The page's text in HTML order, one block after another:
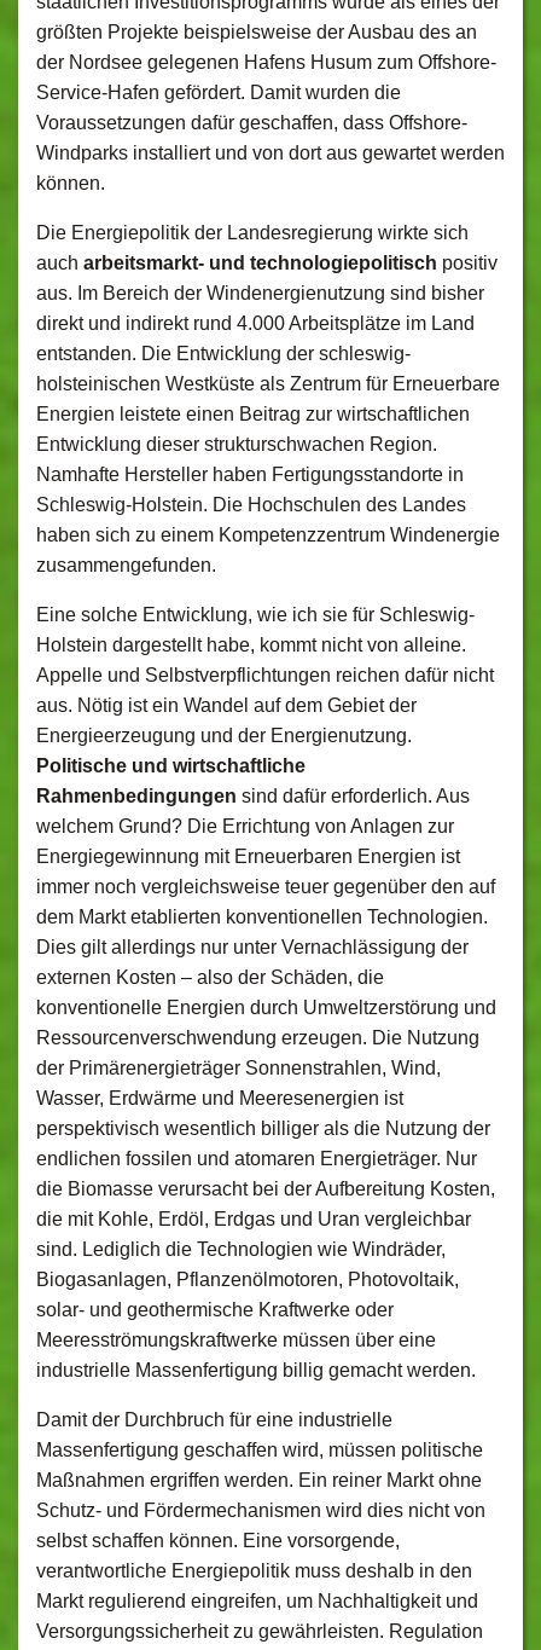
größten Projekte beispielsweise der Ausbau des an
der Nordsee gelegenen Hafens Husum zum Offshore-
Service-Hafen gefördert. Damit wurden die
Voraussetzungen dafür geschaffen, dass Offshore-
Windparks installiert und von dort aus gewartet werden
können.
Die Energiepolitik der Landesregierung wirkte sich
auch arbeitsmarkt- und technologiepolitisch positiv
aus. Im Bereich der Windenergienutzung sind bisher
direkt und indirekt rund 4.000 Arbeitsplätze im Land
entstanden. Die Entwicklung der schleswig-
holsteinischen Westküste als Zentrum für Erneuerbare
Energien leistete einen Beitrag zur wirtschaftlichen
Entwicklung dieser strukturschwachen Region.
Namhafte Hersteller haben Fertigungsstandorte in
Schleswig-Holstein. Die Hochschulen des Landes
haben sich zu einem Kompetenzzentrum Windenergie
zusammengefunden.
Eine solche Entwicklung, wie ich sie für Schleswig-
Holstein dargestellt habe, kommt nicht von alleine.
Appelle und Selbstverpflichtungen reichen dafür nicht
aus. Nötig ist ein Wandel auf dem Gebiet der
Energieerzeugung und der Energienutzung.
Politische und wirtschaftliche
Rahmenbedingungen sind dafür erforderlich. Aus
welchem Grund? Die Errichtung von Anlagen zur
Energiegewinnung mit Erneuerbaren Energien ist
immer noch vergleichsweise teuer gegenüber den auf
dem Markt etablierten konventionellen Technologien.
Dies gilt allerdings nur unter Vernachlässigung der
externen Kosten – also der Schäden, die
konventionelle Energien durch Umweltzerstörung und
Ressourcenverschwendung erzeugen. Die Nutzung
der Primärenergieträger Sonnenstrahlen, Wind,
Wasser, Erdwärme und Meeresenergien ist
perspektivisch wesentlich billiger als die Nutzung der
endlichen fossilen und atomaren Energieträger. Nur
die Biomasse verursacht bei der Aufbereitung Kosten,
die mit Kohle, Erdöl, Erdgas und Uran vergleichbar
sind. Lediglich die Technologien wie Windräder,
Biogasanlagen, Pflanzenölmotoren, Photovoltaik,
solar- und geothermische Kraftwerke oder
Meeresströmungskraftwerke müssen über eine
industrielle Massenfertigung billig gemacht werden.
Damit der Durchbruch für eine industrielle
Massenfertigung geschaffen wird, müssen politische
Maßnahmen ergriffen werden. Ein reiner Markt ohne
Schutz- und Fördermechanismen wird dies nicht von
selbst schaffen können. Eine vorsorgende,
verantwortliche Energiepolitik muss deshalb in den
Markt regulierend eingreifen, um Nachhaltigkeit und
Versorgungssicherheit zu gewährleisten. Regulation